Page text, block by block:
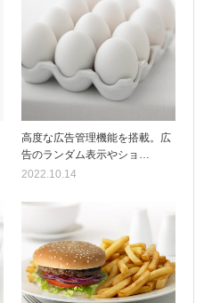
高度な広告管理機能を搭載。広
告のランダム表示やショ…
2022.10.14